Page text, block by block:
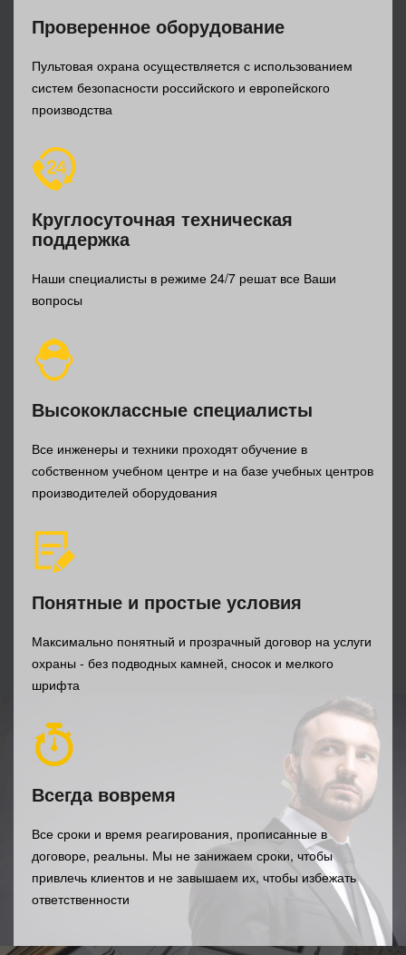
Проверенное оборудование
Пультовая охрана осуществляется с использованием
систем безопасности российского и европейского
производства
Круглосуточная техническая
поддержка
Наши специалисты в режиме 24/7 решат все Ваши
вопросы
Высококлассные специалисты
Все инженеры и техники проходят обучение в
собственном учебном центре и на базе учебных центров
производителей оборудования
Понятные и простые условия
Максимально понятный и прозрачный договор на услуги
охраны - без подводных камней, сносок и мелкого
шрифта
Всегда вовремя
Все сроки и время реагирования, прописанные в
договоре, реальны. Мы не занижаем сроки, чтобы
привлечь клиентов и не завышаем их, чтобы избежать
ответственности